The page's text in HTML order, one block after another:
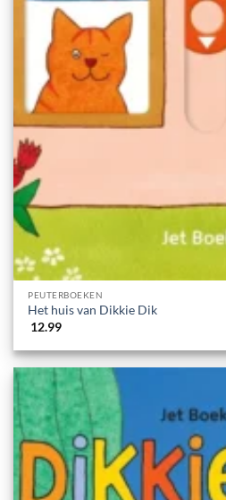
PEUTERBOEKEN
Het huis van Dikkie Dik
12.99